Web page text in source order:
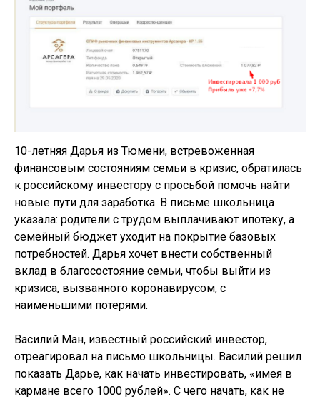
10-летняя Дарья из Тюмени, встревоженная
финансовым состояниям семьи в кризис, обратилась
к российскому инвестору с просьбой помочь найти
новые пути для заработка. В письме школьница
указала: родители с трудом выплачивают ипотеку, а
семейный бюджет уходит на покрытие базовых
потребностей. Дарья хочет внести собственный
вклад в благосостояние семьи, чтобы выйти из
кризиса, вызванного коронавирусом, с
наименьшими потерями.
Василий Ман, известный российский инвестор,
отреагировал на письмо школьницы. Василий решил
показать Дарье, как начать инвестировать, «имея в
кармане всего 1000 рублей». С чего начать, как не